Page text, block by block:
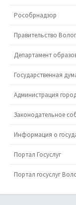
Рособрнадзор
Правительство
Департамент
Государственная
Администрация
Законодательное
Информация о
Портал Госуслуг
Портал госуслуг